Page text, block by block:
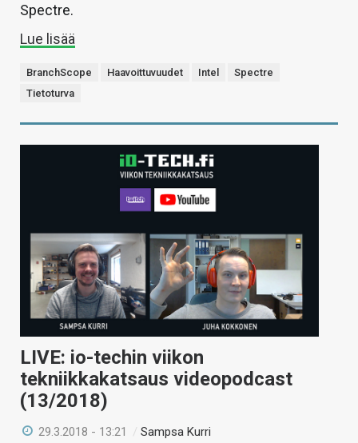
Spectre.
Lue lisää
BranchScope Haavoittuvuudet Intel
Spectre
Tietoturva
LIVE: io-techin viikon
tekniikkakatsaus videopodcast
(13/2018)
29.3.2018 - 13:21 /Sampsa Kurri